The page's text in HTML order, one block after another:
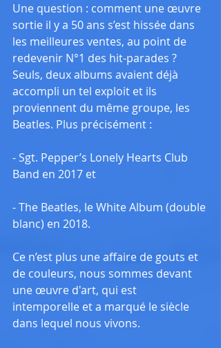
Une question : comment une œuvre
sortie il y a 50 ans s’est hissée dans
les meilleures ventes, au point de
redevenir N°1 des hit-parades ?
Seuls, deux albums avaient déjà
accompli un tel exploit et ils
proviennent du même groupe, les
Beatles. Plus précisément :
- Sgt. Pepper’s Lonely Hearts Club
Band en 2017 et
- The Beatles, le White Album (double
blanc) en 2018.
Ce n’est plus une affaire de gouts et
de couleurs, nous sommes devant
une œuvre d'art, qui est
intemporelle et a marqué le siècle
dans lequel nous vivons.